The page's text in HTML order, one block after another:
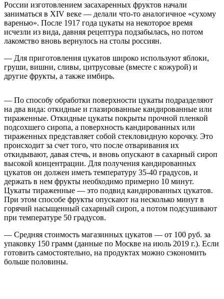
России изготовлением засахаренных фруктов начали
заниматься в XIV веке — делали что-то аналогичное «сухому
варенью». После 1917 года цукаты на некоторое время
исчезли из вида, давняя рецептура подзабылась, но потом
лакомство вновь вернулось на столы россиян.
— Для приготовления цукатов широко используют яблоки,
груши, вишни, сливы, цитрусовые (вместе с кожурой) и
другие фрукты, а также имбирь.
— По способу обработки поверхности цукаты подразделяют
на два вида: откидные и глазированные кандированные или
тираженные. Откидные цукаты покрыты прочной пленкой
подсохшего сиропа, а поверхность кандированных или
тираженных представляет собой стекловидную корочку. Это
происходит за счет того, что после отваривания их
откидывают, давая стечь, и вновь опускают в сахарный сироп
высокой концентрации. Для получения кандированных
цукатов он должен иметь температуру 35-40 градусов, и
держать в нем фрукты необходимо примерно 10 минут.
Цукаты тираженные — это подвид кандированных цукатов.
При этом способе фрукты опускают на несколько минут в
горячий насыщенный сахарный сироп, а потом подсушивают
при температуре 50 градусов.
— Средняя стоимость магазинных цукатов — от 100 руб. за
упаковку 150 грамм (данные по Москве на июль 2019 г.). Если
готовить самостоятельно, на продуктах можно сэкономить
больше половины.